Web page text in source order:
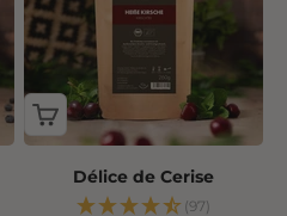
Délice de Cerise
(97)